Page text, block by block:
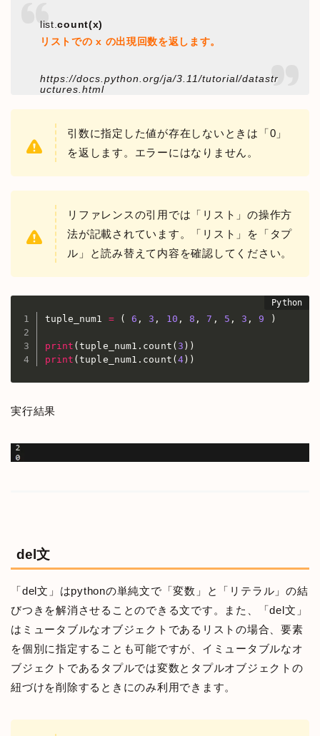
list.count(x)
リストでの x の出現回数を返します。
https://docs.python.org/ja/3.11/tutorial/datastr
uctures.html
引数に指定した値が存在しないときは「0」
を返します。エラーにはなりません。
リファレンスの引用では「リスト」の操作方
法が記載されています。「リスト」を「タプ
ル」と読み替えて内容を確認してください。
tuple_num1 = ( 6 , 3 , 10 , 8 , 7 , 5 , 3 , 9 )
print (tuple_num1 . count ( 3 ) )
print (tuple_num1 . count ( 4) )
実行結果
del文
「del文」はpythonの単純文で「変数」と「リテラル」の結
びつきを解消させることのできる文です。また、「del文」
はミュータブルなオブジェクトであるリストの場合、要素
を個別に指定することも可能ですが、イミュータブルなオ
ブジェクトであるタプルでは変数とタプルオブジェクトの
紐づけを削除するときにのみ利用できます。